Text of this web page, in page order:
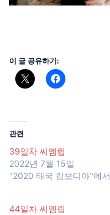
이 글 공유하기:
관련
39일차 씨엠립
2022년 7월 15일
"2020 태국 캄보디아"에서
44일차 씨엠립